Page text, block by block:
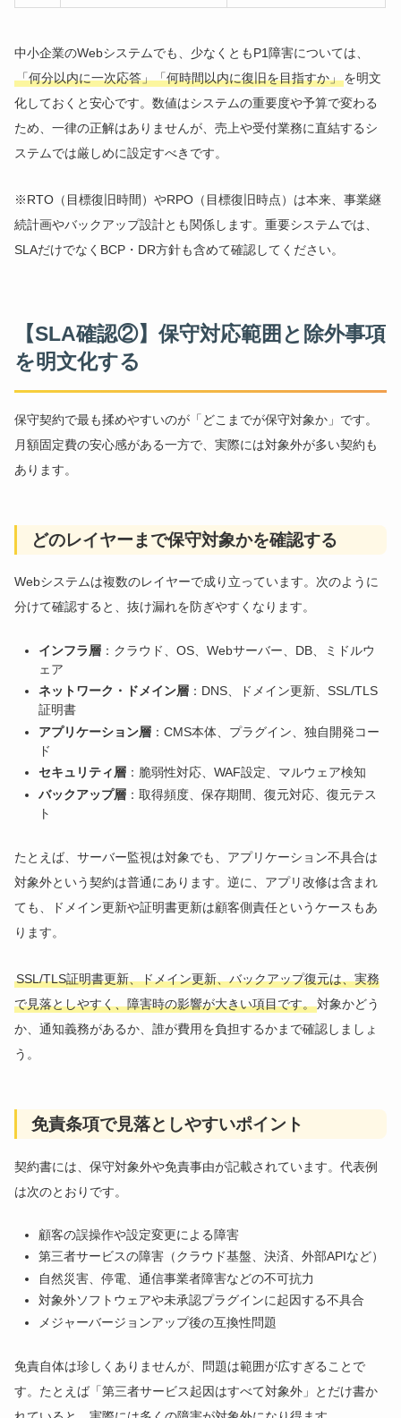
中小企業のWebシステムでも、少なくともP1障害については、
「何分以内に一次応答」「何時間以内に復旧を目指すか」を明文
化しておくと安心です。数値はシステムの重要度や予算で変わる
ため、一律の正解はありませんが、売上や受付業務に直結するシ
ステムでは厳しめに設定すべきです。
※RTO（目標復旧時間）やRPO（目標復旧時点）は本来、事業継
続計画やバックアップ設計とも関係します。重要システムでは、
SLAだけでなくBCP・DR方針も含めて確認してください。
【SLA確認②】保守対応範囲と除外事項
を明文化する
保守契約で最も揉めやすいのが「どこまでが保守対象か」です。
月額固定費の安心感がある一方で、実際には対象外が多い契約も
あります。
どのレイヤーまで保守対象かを確認する
Webシステムは複数のレイヤーで成り立っています。次のように
分けて確認すると、抜け漏れを防ぎやすくなります。
インフラ層 ：クラウド、OS、Webサーバー、DB、ミドルウ
ェア
ネットワーク・ドメイン層 ：DNS、ドメイン更新、SSL/TLS
証明書
アプリケーション層 ：CMS本体、プラグイン、独自開発コー
ド
セキュリティ層 ：脆弱性対応、WAF設定、マルウェア検知
バックアップ層 ：取得頻度、保存期間、復元対応、復元テス
ト
たとえば、サーバー監視は対象でも、アプリケーション不具合は
対象外という契約は普通にあります。逆に、アプリ改修は含まれ
ても、ドメイン更新や証明書更新は顧客側責任というケースもあ
ります。
SSL/TLS証明書更新、ドメイン更新、バックアップ復元は、実務
で見落としやすく、障害時の影響が大きい項目です。対象かどう
か、通知義務があるか、誰が費用を負担するかまで確認しましょ
う。
免責条項で見落としやすいポイント
契約書には、保守対象外や免責事由が記載されています。代表例
は次のとおりです。
顧客の誤操作や設定変更による障害
第三者サービスの障害（クラウド基盤、決済、外部APIなど）
自然災害、停電、通信事業者障害などの不可抗力
対象外ソフトウェアや未承認プラグインに起因する不具合
メジャーバージョンアップ後の互換性問題
免責自体は珍しくありませんが、問題は範囲が広すぎることで
す。たとえば「第三者サービス起因はすべて対象外」とだけ書か